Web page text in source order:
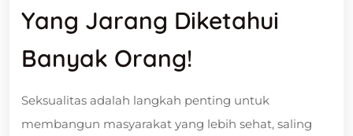
Yang Jarang Diketahui
Banyak Orang!
Seksualitas adalah langkah penting untuk
membangun masyarakat yang lebih sehat, saling